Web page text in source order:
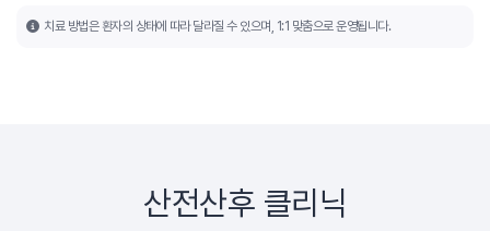
치료 방법은 환자의 상태에 따라 달라질 수 있으며, 1:1 맞춤으로 운영됩니다.
산전산후 클리닉